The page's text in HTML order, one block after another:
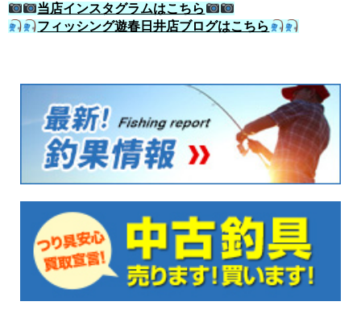
当店インスタグラムはこちら
フィッシング遊春日井店ブログはこちら